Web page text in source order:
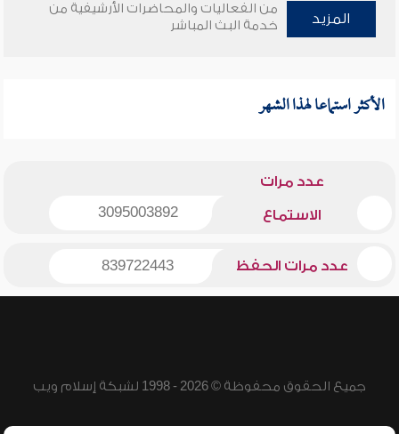
المزيد
من الفعاليات والمحاضرات الأرشيفية من
خدمة البث المباشر
الأكثر استماعا لهذا الشهر
عدد مرات
الاستماع 3095003892
عدد مرات الحفظ 839722443
جميع الحقوق محفوظة © 2026 - 1998 لشبكة إسلام ويب